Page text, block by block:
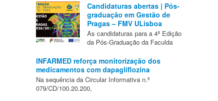
Candidaturas abertas | Pós-
graduação em Gestão de
Pragas – FMV ULisboa
As candidaturas para a 4ª Edição
da Pós-Graduação da Faculda
INFARMED reforça monitorização dos
medicamentos com dapagliflozina
Na sequência da Circular Informativa n.º
079/CD/100.20.200,